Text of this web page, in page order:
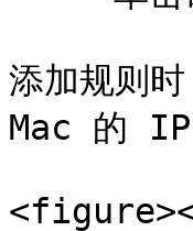
添加规则
Mac 的